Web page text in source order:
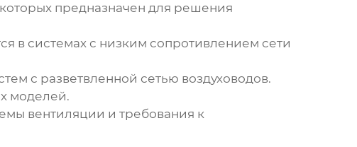
предназначен для решения
в системах с низким сопротивлением сети
с разветвленной сетью воздуховодов.
моделей.
вентиляции и требования к